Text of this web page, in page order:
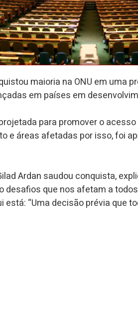
maioria na ONU em uma
em países em
para promover o
e áreas afetadas por isso, foi
Ardan saudou conquista,
desafios que nos afetam a
está: “Uma decisão prévia que